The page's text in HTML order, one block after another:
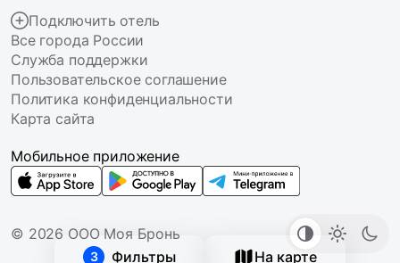
3 Фильтры На карте
Подключить отель
Все города России
Служба поддержки
Пользовательское соглашение
Политика конфиденциальности
Карта сайта
© 2026 ООО Моя Бронь
Мобильное приложение